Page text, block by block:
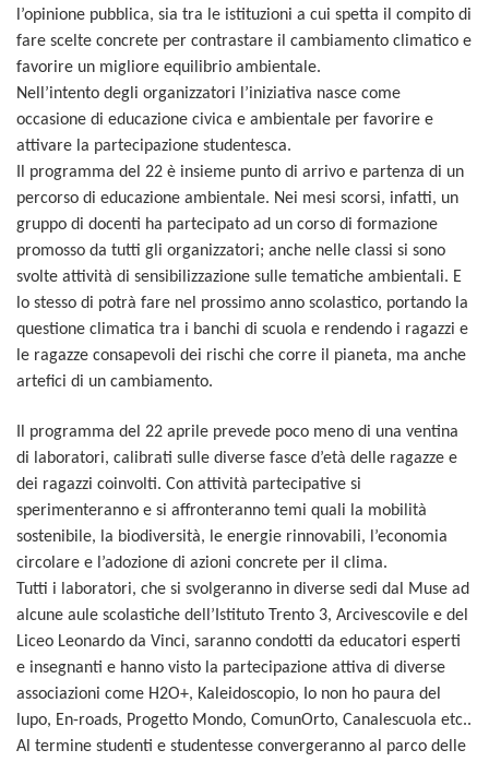
l’opinione pubblica, sia tra le istituzioni a cui spetta il compito di
fare scelte concrete per contrastare il cambiamento climatico e
favorire un migliore equilibrio ambientale.
Nell’intento degli organizzatori l’iniziativa nasce come
occasione di educazione civica e ambientale per favorire e
attivare la partecipazione studentesca.
Il programma del 22 è insieme punto di arrivo e partenza di un
percorso di educazione ambientale. Nei mesi scorsi, infatti, un
gruppo di docenti ha partecipato ad un corso di formazione
promosso da tutti gli organizzatori; anche nelle classi si sono
svolte attività di sensibilizzazione sulle tematiche ambientali. E
lo stesso di potrà fare nel prossimo anno scolastico, portando la
questione climatica tra i banchi di scuola e rendendo i ragazzi e
le ragazze consapevoli dei rischi che corre il pianeta, ma anche
artefici di un cambiamento.
Il programma del 22 aprile prevede poco meno di una ventina
di laboratori, calibrati sulle diverse fasce d’età delle ragazze e
dei ragazzi coinvolti. Con attività partecipative si
sperimenteranno e si affronteranno temi quali la mobilità
sostenibile, la biodiversità, le energie rinnovabili, l’economia
circolare e l’adozione di azioni concrete per il clima.
Tutti i laboratori, che si svolgeranno in diverse sedi dal Muse ad
alcune aule scolastiche dell’Istituto Trento 3, Arcivescovile e del
Liceo Leonardo da Vinci, saranno condotti da educatori esperti
e insegnanti e hanno visto la partecipazione attiva di diverse
associazioni come H2O+, Kaleidoscopio, Io non ho paura del
lupo, En-roads, Progetto Mondo, ComunOrto, Canalescuol a etc..
Al termine studenti e studentesse convergeranno al parco delle